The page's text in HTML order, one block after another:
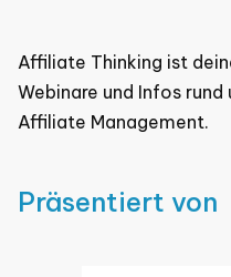
Affiliate Thinking ist
Webinare und Infos
Affiliate Management.
Präsentiert von